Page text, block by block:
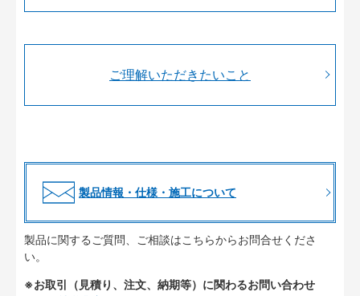
ご理解いただきたいこと
製品情報・仕様・施工について
製品に関するご質問、ご相談はこちらからお問合せくださ
い。
※お取引（見積り、注文、納期等）に関わるお問い合わせ